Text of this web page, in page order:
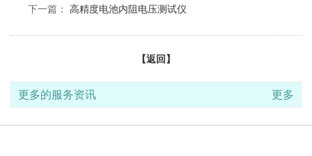
下一篇： 高精度电池内阻电压测试仪
【返回】
更多的服务资讯 更多